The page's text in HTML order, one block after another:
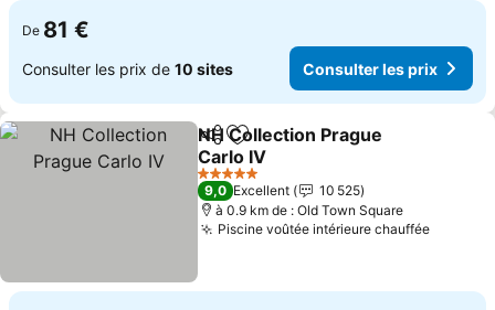
De 81 €
Consulter les prix de 10 sites Consulter les prix
PartagerAjouter à mes favoris
NH Collection Prague
Carlo IV
Consulter les prix
5 Étoiles
9,0 Excellent
10 525
à 0.9 km de : Old Town Square
Piscine voûtée intérieure chauffée